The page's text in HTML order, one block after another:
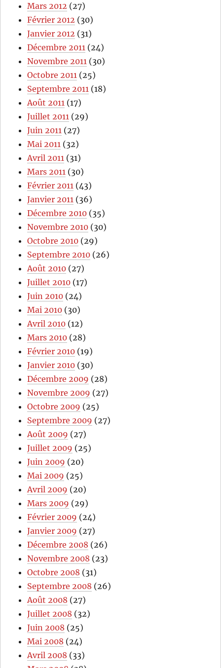
Mars 2012 (27)
Février 2012 (30)
Janvier 2012 (31)
Décembre 2011 (24)
Novembre 2011 (30)
Octobre 2011 (25)
Septembre 2011 (18)
Août 2011 (17)
Juillet 2011 (29)
Juin 2011 (27)
Mai 2011 (32)
Avril 2011 (31)
Mars 2011 (30)
Février 2011 (43)
Janvier 2011 (36)
Décembre 2010 (35)
Novembre 2010 (30)
Octobre 2010 (29)
Septembre 2010 (26)
Août 2010 (27)
Juillet 2010 (17)
Juin 2010 (24)
Mai 2010 (30)
Avril 2010 (12)
Mars 2010 (28)
Février 2010 (19)
Janvier 2010 (30)
Décembre 2009 (28)
Novembre 2009 (27)
Octobre 2009 (25)
Septembre 2009 (27)
Août 2009 (27)
Juillet 2009 (25)
Juin 2009 (20)
Mai 2009 (25)
Avril 2009 (20)
Mars 2009 (29)
Février 2009 (24)
Janvier 2009 (27)
Décembre 2008 (26)
Novembre 2008 (23)
Octobre 2008 (31)
Septembre 2008 (26)
Août 2008 (27)
Juillet 2008 (32)
Juin 2008 (25)
Mai 2008 (24)
Avril 2008 (33)